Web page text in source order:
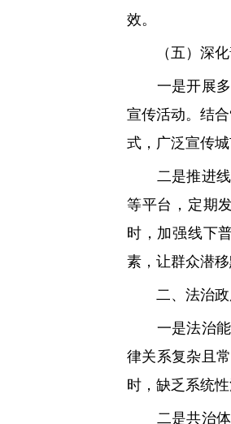
效。
（五）深化
一是开展多
宣传活动。结
式，广泛宣传
二是推进线
等平台，定期
时，加强线下
素，让群众潜
二、法治政
一是法治能
律关系复杂且
时，缺乏系统
二是共治体